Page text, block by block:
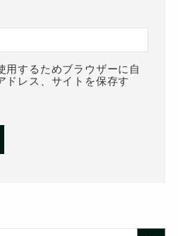
用するためブラウザーに自
ドレス、サイトを保存す